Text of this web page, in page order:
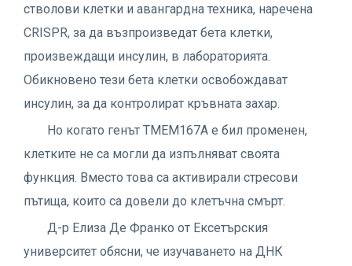
стволови клетки и авангардна техника, наречена
CRISPR, за да възпроизведат бета клетки,
произвеждащи инсулин, в лабораторията.
Обикновено тези бета клетки освобождават
инсулин, за да контролират кръвната захар.
Но когато генът TMEM167A е бил променен,
клетките не са могли да изпълняват своята
функция. Вместо това са активирали стресови
пътища, които са довели до клетъчна смърт.
Д-р Елиза Де Франко от Ексетърския
университет обясни, че изучаването на ДНК